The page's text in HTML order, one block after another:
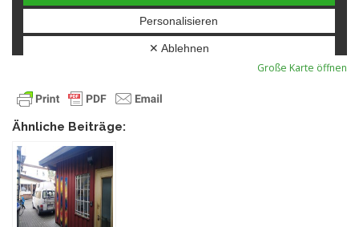
Große Karte öffnen
Ähnliche Beiträge: